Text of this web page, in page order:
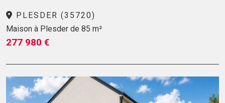
PLESDER (35720)
Maison à Plesder de 85 m²
277 980 €